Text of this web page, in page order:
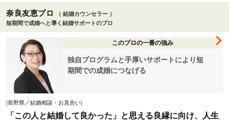
奈良友恵プロ
（ 結婚カウンセラー ）
短期間で成婚へと導く結婚サポートのプロ
このプロの一番の強み
独自プログラムと手厚いサポートにより短
期間での成婚につなげる
[長野県／結婚相談・お見合い]
「この人と結婚して良かった」と思える良縁に向け、人生